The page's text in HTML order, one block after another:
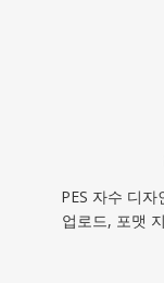
PES 자수 디
업로드, 포맷